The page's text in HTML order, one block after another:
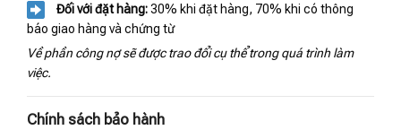
Đối với đặt hàng:30% khi đặt hàng, 70% khi có thông
báo giao hàng và chứng từ
Về phần công nợ sẽ được trao đổi cụ thể trong quá trình làm
việc.
Chính sách bảo hành